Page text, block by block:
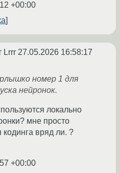
+00:00
Lrrr 27.05.2026 16:58:17
номер 1 для
нейронок.
локально
мне просто
кодинга вряд ли. ?
+00:00